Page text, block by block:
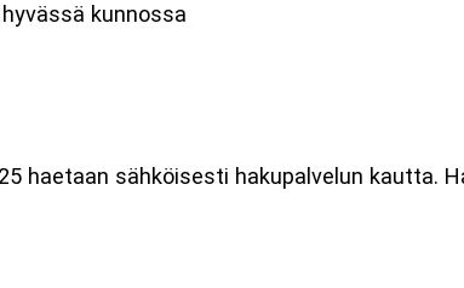
kunnossa
haetaan sähköisesti hakupalvelun kautta.